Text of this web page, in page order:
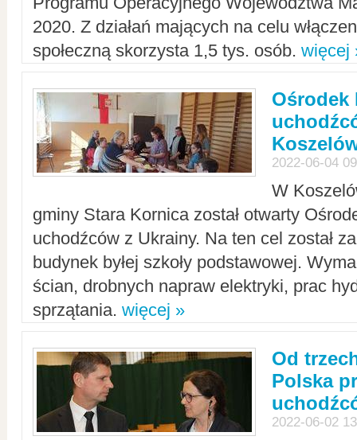
2020. Z działań mających na celu
społeczną skorzysta 1,5 tys. osób. więcej
Ośrodek
2022-06-04
W
gminy Stara Kornica został otwarty
uchodźców z Ukrainy. Na ten cel został
budynek byłej szkoły podstawowej.
ścian, drobnych napraw elektryki, prac
sprzątania. więcej »
Od
Polska
2022-06-02